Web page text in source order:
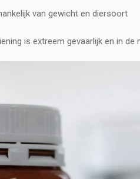
van gewicht en diersoort
is extreem gevaarlijk en in de